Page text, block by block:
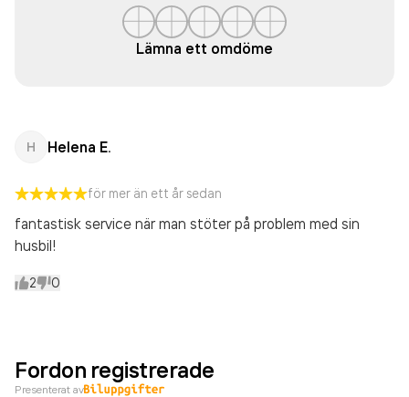
Lämna ett omdöme
H Helena E.
för mer än ett år sedan
fantastisk service när man stöter på problem med sin
husbil!
2 0
Fordon registrerade
Presenterat av